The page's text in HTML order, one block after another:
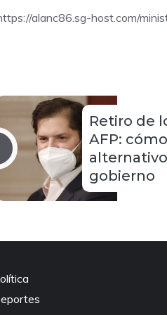
alanc86.sg-host.com/
Retiro de
AFP:
gobierno